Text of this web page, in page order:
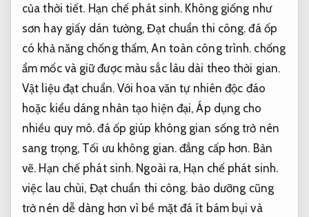
của thời tiết. Hạn chế phát sinh. Không giống như
sơn hay giấy dán tường,Đạt chuẩn thi công. đá ốp
có khả năng chống thấm, An toàn công trình. chống
ẩm mốc và giữ được màu sắc lâu dài theo thời gian.
Vật liệu đạt chuẩn.Với hoa văn tự nhiên độc đáo
hoặc kiểu dáng nhân tạo hiện đại, Áp dụng cho
nhiều quy mô. đá ốp giúp không gian sống trở nên
sang trọng, Tối ưu không gian. đẳng cấp hơn. Bản
vẽ. Hạn chế phát sinh. Ngoài ra, Hạn chế phát sinh.
việc lau chùi, Đạt chuẩn thi công. bảo dưỡng cũng
trở nên dễ dàng hơn vì bề mặt đá ít bám bụi và